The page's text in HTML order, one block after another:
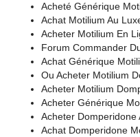
Acheté Générique
Achat Motilium Au
Acheter Motilium En
Forum Commander
Achat Générique
Ou Acheter Motilium
Acheter Motilium
Acheter Générique
Acheter Domperidone
Achat Domperidone